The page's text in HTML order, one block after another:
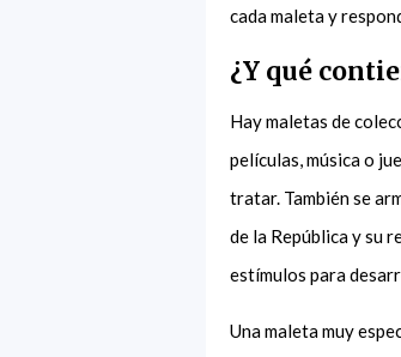
cada maleta y
¿Y qué
Hay maletas de
películas, música o
tratar. También se
de la República y su
estímulos para
Una maleta muy